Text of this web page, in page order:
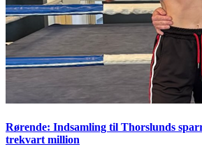
Rørende: Indsamling til Thorslunds
trekvart million